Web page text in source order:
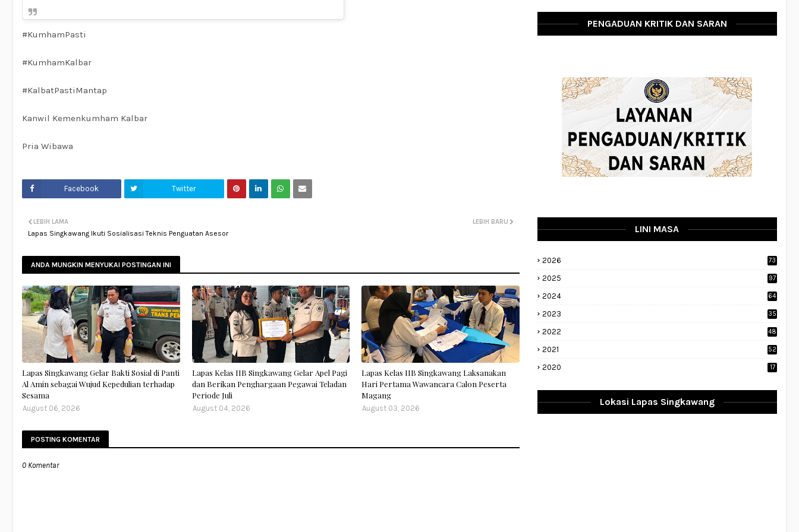
#KumhamPasti
#KumhamKalbar
#KalbatPastiMantap
Kanwil Kemenkumham Kalbar
Pria Wibawa
Facebook Twitter
LEBIH BARU
LEBIH LAMA
Lapas Singkawang Ikuti Sosialisasi Teknis Penguatan Asesor
ANDA MUNGKIN MENYUKAI POSTINGAN INI
Lapas Singkawang Gelar Bakti Sosial di Panti
Al Amin sebagai Wujud Kepedulian terhadap
Sesama
August 06, 2026
Lapas Kelas IIB Singkawang Gelar Apel Pagi
dan Berikan Penghargaan Pegawai Teladan
Periode Juli
August 04, 2026
Lapas Kelas IIB Singkawang Laksanakan
Hari Pertama Wawancara Calon Peserta
Magang
August 03, 2026
POSTING KOMENTAR
0 Komentar
PENGADUAN KRITIK DAN SARAN
LINI MASA
2026 73
2025 97
2024 64
2023
35
2022
48
2021 52
2020 17
Lokasi Lapas Singkawang